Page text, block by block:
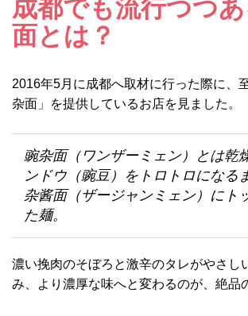
成都でも流行つつ
面とは？
2016年5月に成都へ取材に行った際に、
杂面」を提供しているお店を見ました。
豌杂面（ワンザーミェン）とは乾
ンドウ（豌豆）をトロトロになる
杂酱面（ザージャンミェン）にト
た麺。
濃い挽肉のそぼろと激辛のタレがやさし
み、より濃厚な味へと変わるのが、絶品